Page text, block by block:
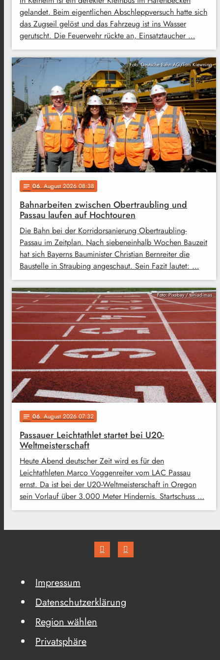
gelandet. Beim eigentlichen Abschleppversuch hatte sich
das Zugseil gelöst und das Fahrzeug ist ins Wasser
gerutscht. Die Feuerwehr rückte an, Einsatztaucher …
Foto: Deutsche Bahn AG/Tom Kiewning
notes 06. August 2026 08:38
Bahnarbeiten zwischen Obertraubling und
Passau laufen auf Hochtouren
Die Bahn bei der Korridorsanierung Obertraubling-
Passau im Zeitplan. Nach siebeneinhalb Wochen Bauzeit
hat sich Bayerns Bauminister Christian Bernreiter die
Baustelle in Straubing angeschaut. Sein Fazit lautet: …
Foto: Pixabay / taniadimas
notes 06. August 2026 07:32
Passauer Leichtathlet startet bei U20-
Weltmeisterschaft
Heute Abend deutscher Zeit wird es für den
Leichtathleten Marco Voggenreiter vom LAC Passau
ernst. Da ist bei der U20-Weltmeisterschaft in Oregon
sein Vorlauf über 3.000 Meter Hindernis. Startschuss …
Impressum
Datenschutzerklärung
Region wählen
Privatsphäre